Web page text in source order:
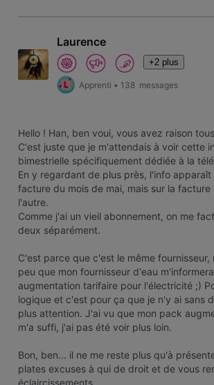
Laurence
+2 plus
Apprenti • 138 messages
Hello ! Han, ben voui, vous avez raison
C'est juste que je m'attendais à voir cette
bimestrielle spécifiquement dédiée à la
En y regardant de plus près, l'info apparaît
facture du mois de mai, mais sur la
l'autre.
Comme j'ai un vieil abonnement, on me
deux séparément.
C'est parce que c'est le même fournisseur,
peu que mon fournisseur d'eau
augmentation tarifaire pour l'électricité ;)
logique et c'est pour ça que je n'y ai sans
plus attention. J'ai vu que mon pack
m'a suffi, j'ai pas été voir plus loin.
Bon, ben... il ne me reste plus qu'à
plates excuses à qui de droit et de vous